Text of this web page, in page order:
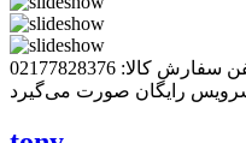
سفارش کالا: 02177828376
رایگان صورت می‌گیرد